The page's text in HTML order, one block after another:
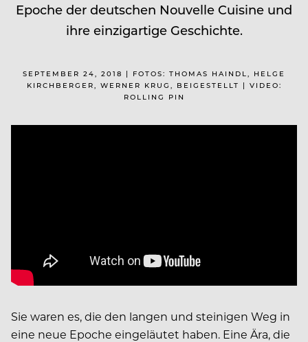
Epoche der deutschen Nouvelle Cuisine und
ihre einzigartige Geschichte.
SEPTEMBER 24, 2018 | FOTOS: THOMAS HAINDL, HELGE
KIRCHBERGER, WERNER KRUG, BEIGESTELLT | VIDEO:
ROLLING PIN
Sie waren es, die den langen und steinigen Weg in
eine neue Epoche eingeläutet haben. Eine Ära, die